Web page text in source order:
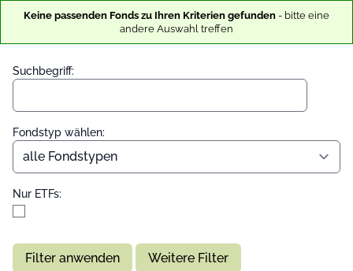
Keine passenden Fonds zu Ihren Kriterien gefunden- bitte eine
andere Auswahl treffen
Suchbegriff:
Fondstyp wählen:
Nur ETFs:
Filter anwenden Weitere Filter